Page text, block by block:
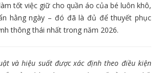
tốt việc giữ cho quần áo của bé luôn khô,
hằng ngày – đó đã là đủ để thuyết phục
thông thái nhất trong năm 2026.
và hiệu suất được xác định theo điều kiện